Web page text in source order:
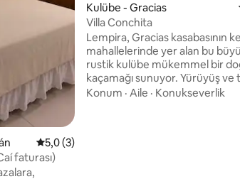
5 üzerinden ortalama 5,0 puan, 3
5,0 (3)
faturası)
Kulübe - Gracias
Villa Conchita
Lempira, Gracias kasabasının
mahallelerinde yer alan bu
rustik kulübe mükemmel bir
kaçamağı sunuyor. Yürüyüş
meraklıları için ideal olan
Konum · Aile · Konukseverlik